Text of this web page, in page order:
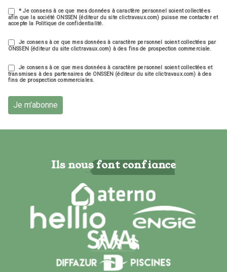
* Je consens à ce que mes données à caractère personnel soient collectées
afin que la société ONSSEN (éditeur du site clictravaux.com) puisse me contacter et
accepte la Politique de confidentialité.
Je consens à ce que mes données à caractère personnel soient collectées par
ONSSEN (éditeur du site clictravaux.com) à des fins de prospection commerciale.
Je consens à ce que mes données à caractère personnel soient collectées et
transmises à des partenaires de ONSSEN (éditeur du site clictravaux.com) à des
fins de prospection commerciales.
Je m'abonne
Ils nous font confiance